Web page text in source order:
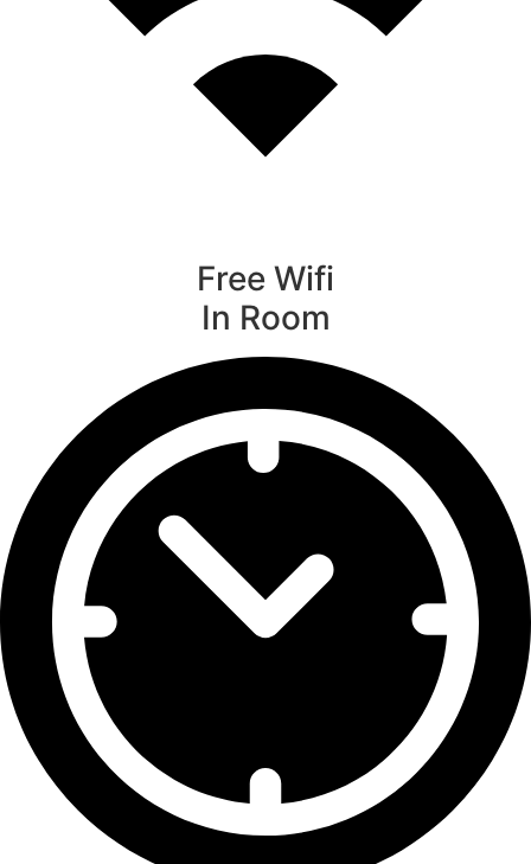
Free Wifi
In Room